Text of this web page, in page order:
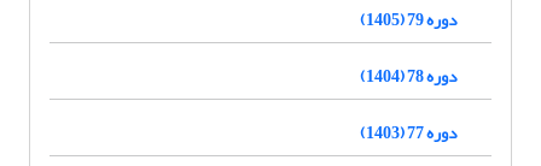
دوره 79 (1405)
دوره 78 (1404)
دوره 77 (1403)